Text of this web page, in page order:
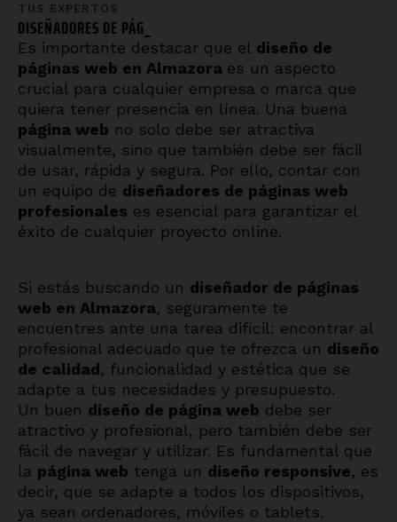
TUS EXPERTOS
DISEÑADORES DE _
Es importante destacar que el diseño de
páginas web en Almazora es un aspecto
crucial para cualquier empresa o marca que
quiera tener presencia en línea. Una buena
página web no solo debe ser atractiva
visualmente, sino que también debe ser fácil
de usar, rápida y segura. Por ello, contar con
un equipo de diseñadores de páginas web
profesionales es esencial para garantizar el
éxito de cualquier proyecto online.
Si estás buscando un diseñador de páginas
web en Almazora, seguramente te
encuentres ante una tarea difícil: encontrar al
profesional adecuado que te ofrezca un diseño
de calidad, funcionalidad y estética que se
adapte a tus necesidades y presupuesto.
Un buen diseño de página web debe ser
atractivo y profesional, pero también debe ser
fácil de navegar y utilizar. Es fundamental que
la página web tenga un diseño responsive, es
decir, que se adapte a todos los dispositivos,
ya sean ordenadores, móviles o tablets.